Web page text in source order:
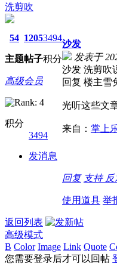
洗剪吹
54
主题
1205
帖子
3494
积分
高级会员
积分
3494
发消息
沙发
发表于
沙发 洗剪吹
回复 楼主雪
光听这些文
来自： 掌上
回复 支持 反
使用道具 举
返回列表
高级模式
B Color Image Link Quote
您需要登录后才可以回帖